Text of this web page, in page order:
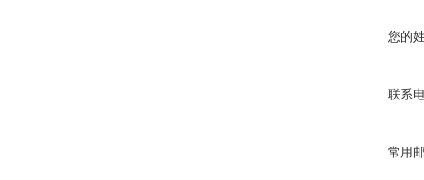
您的
联系
常用